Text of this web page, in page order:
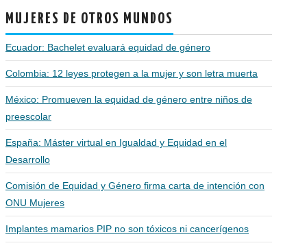
MUJERES DE OTROS MUNDOS
Ecuador: Bachelet evaluará equidad de género
Colombia: 12 leyes protegen a la mujer y son letra muerta
México: Promueven la equidad de género entre niños de
preescolar
España: Máster virtual en Igualdad y Equidad en el
Desarrollo
Comisión de Equidad y Género firma carta de intención con
ONU Mujeres
Implantes mamarios PIP no son tóxicos ni cancerígenos